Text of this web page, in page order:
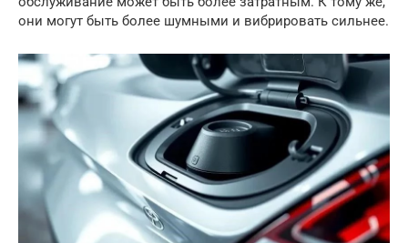
они могут быть более шумными и вибрировать сильнее.